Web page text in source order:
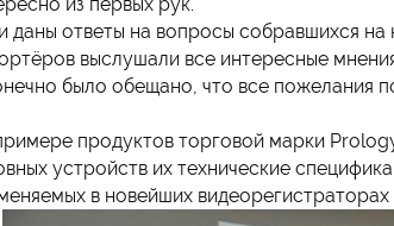
даны ответы на вопросы собравшихся
выслушали все интересные
было обещано, что все пожелания
продуктов торговой марки
устройств их технические
в новейших